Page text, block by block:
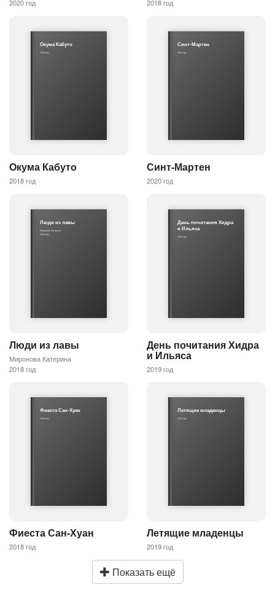
2020 год 2018 год
Окума Кабуто
2018 год
Окума Кабуто
2018 год
Синт-Мартен
2020 год
Синт-Мартен
2020 год
Люди из лавы
Миронова Катерина
2018 год
Люди из лавы
Миронова Катерина
2018 год
День почитания Хидра
и Ильяса
2019 год
День почитания Хидра
и Ильяса
2019 год
Фиеста Сан-Хуан
2018 год
Фиеста Сан-Хуан
2018 год
Летящие младенцы
2019 год
Летящие младенцы
2019 год
Показать ещё